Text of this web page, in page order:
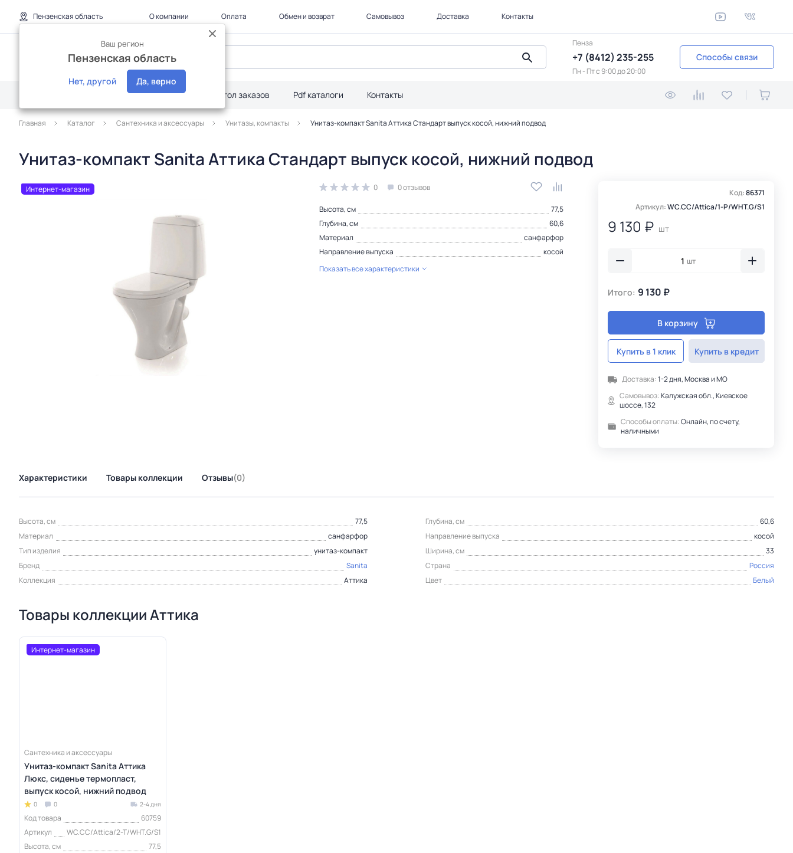
Пензенская область
Ваш регион
Пензенская область
Нет, другой Да, верно
О компании Оплата Обмен и возврат Самовывоз Доставка Контакты
Пенза
+7 (8412) 235-255
Пн - Пт c 9:00 до 20:00
Способы связи
Дилерам Акции Стол заказов Pdf каталоги Контакты
Главная Каталог Сантехника и аксессуары Унитазы, компакты Унитаз-компакт Sanita Аттика Стандарт выпуск косой, нижний подвод
Унитаз-компакт Sanita Аттика Стандарт выпуск косой, нижний подвод
Интернет-магазин 0 0 отзывов
Высота, см
77,5
Глубина, см
60,6
Материал
санфарфор
Направление выпуска
косой
Показать все характеристики
Код:86371
Артикул:WC.CC/Attica/1-P/WHT.G/S1
9 130 ₽ шт
шт
Итого: 9 130 ₽
В корзину
Купить в 1 клик Купить в кредит
Доставка:1-2 дня, Москва и МО
Самовывоз:Калужская обл., Киевское
шоссе, 132
Способы оплаты:Онлайн, по счету,
наличными
Характеристики Товары коллекции Отзывы(0)
Высота, см 77,5 Глубина, см
60,6
Материал
санфарфор Направление выпуска
косой
Тип изделия
унитаз-компакт Ширина, см
33
Бренд
Sanita Страна
Россия
Коллекция
Аттика Цвет Белый
Товары коллекции Аттика
Интернет-магазин
Сантехника и аксессуары
Унитаз-компакт Sanita Аттика
Люкс, сиденье термопласт,
выпуск косой, нижний подвод
0 0 2-4 дня
Код товара
60759
Артикул
WC.CC/Attica/2-T/WHT.G/S1
Высота, см
77,5